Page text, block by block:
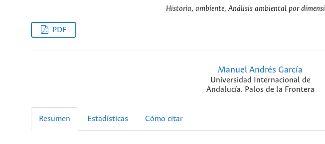
Historia, ambiente, Análisis ambiental por
PDF
Manuel Andrés García
Universidad Internacional de
Andalucía. Palos de la Frontera
Resumen Estadísticas Cómo citar